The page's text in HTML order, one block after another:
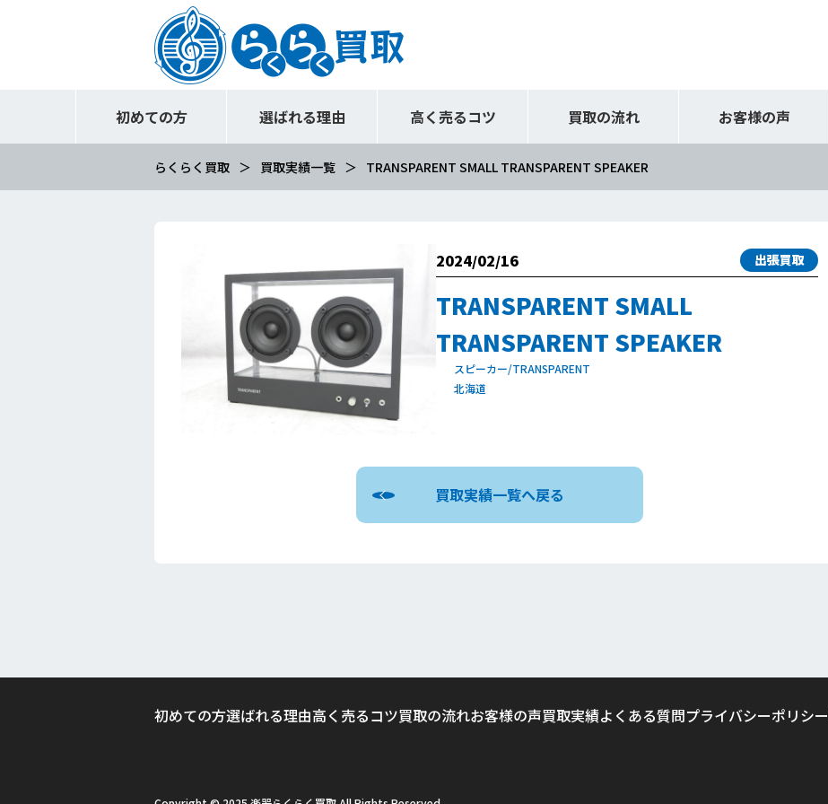
初めての方 選ばれる理由 高く売るコツ 買取の流れ お客様の声
らくらく買取 買取実績一覧 TRANSPARENT SMALL TRANSPARENT SPEAKER
2024/02/16 出張買取
TRANSPARENT SMALL
TRANSPARENT SPEAKER
スピーカー/TRANSPARENT
北海道
買取実績一覧へ戻る
初めての方選ばれる理由高く売るコツ買取の流れお客様の声買取実績よくある質問プライバシーポリシー